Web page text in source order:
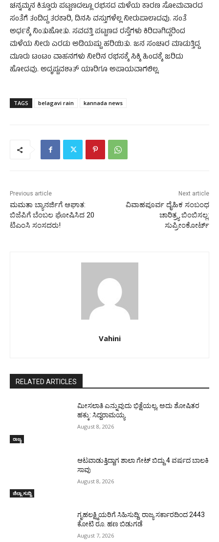
ಚನ್ನಮ್ಮನ ಕಿತ್ತೂರು ಪಟ್ಟಣದಲ್ಲೂ ರಭಸದ ಮಳೆಯ ಕಾರಣ ಸೋಮವಾರದ
ಸಂತೆಗೆ ತಂದಿದ್ದ ತರಕಾರಿ, ದಿನಸಿ ವಸ್ತುಗಳೆಲ್ಲ ನೀರುಪಾಲಾದವು. ಸಂತೆ
ಅರ್ಧಕ್ಕೆ ನಿಂತುಹೋತು. ಸವದತ್ತಿ ಪಟ್ಟಣದ ರಸ್ತೆಗಳು ಕಿರಿದಾಗಿದ್ದರಿಂದ
ಮಳೆಯ ನೀರು ಎರಡು ಅಡಿಯಷ್ಟು ಹರಿಯಿತು. ಜನ ಸಂಚಾರ ಮಾಡುತ್ತಿದ್ದ
ಮೂರು ಟಂಟಂ ವಾಹನಗಳು ನೀರಿನ ರಭಸಕ್ಕೆ ಸಿಕ್ಕಿ ಹಿಂದಕ್ಕೆ ಜರಿದು
ಹೋದವು. ಅದೃಷ್ಟವಶಾತ್‌ ಯಾರಿಗೂ ಅಪಾಯವಾಗಲಿಲ್ಲ.
TAGS belagavi rain kannada news
Previous article
ಮಮತಾ ಬ್ಯಾನರ್ಜಿಗೆ ಆಘಾತ:
ಬಿಜೆಪಿಗೆ ಬೆಂಬಲ ಘೋಷಿಸಿದ 20
ಟಿಎಂಸಿ ಸಂಸದರು!
Next article
ವಿವಾಹಪೂರ್ವ ದೈಹಿಕ ಸಂಬಂಧ
ಚಾರಿತ್ರ್ಯ ಬಿಂಬಿಸಲ್ಲ:
ಸುಪ್ರೀಂಕೋರ್ಟ್
Vahini
RELATED ARTICLES
ರಾಜ್ಯ
ಮೀಸಲಾತಿ ಎನ್ನುವುದು ಭಿಕ್ಷೆಯಲ್ಲ, ಅದು ಶೋಷಿತರ
ಹಕ್ಕು: ಸಿದ್ದರಾಮಯ್ಯ
August 8, 2026
ಜಿಲ್ಲಾ ಸುದ್ದಿ
ಆಟವಾಡುತ್ತಿದ್ದಾಗ ಶಾಲಾ ಗೇಟ್‌ ಬಿದ್ದು 4 ವರ್ಷದ ಬಾಲಕಿ
ಸಾವು
August 8, 2026
ಗೃಹಲಕ್ಷ್ಮಿಯರಿಗೆ ಸಿಹಿಸುದ್ದಿ: ರಾಜ್ಯ ಸರ್ಕಾರದಿಂದ 2443
ಕೋಟಿ ರೂ. ಹಣ ಬಿಡುಗಡೆ
August 7, 2026